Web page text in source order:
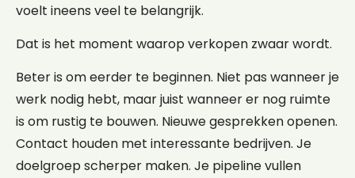
voelt ineens veel te belangrijk.
Dat is het moment waarop verkopen zwaar wordt.
Beter is om eerder te beginnen. Niet pas wanneer je
werk nodig hebt, maar juist wanneer er nog ruimte
is om rustig te bouwen. Nieuwe gesprekken openen.
Contact houden met interessante bedrijven. Je
doelgroep scherper maken. Je pipeline vullen